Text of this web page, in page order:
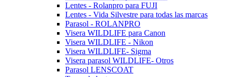
Lentes - Rolanpro para FUJI
Lentes - Vida Silvestre para todas las marcas
Parasol - ROLANPRO
Visera WILDLIFE para Canon
Visera WILDLIFE - Nikon
Visera WILDLIFE- Sigma
Visera parasol WILDLIFE- Otros
Parasol LENSCOAT